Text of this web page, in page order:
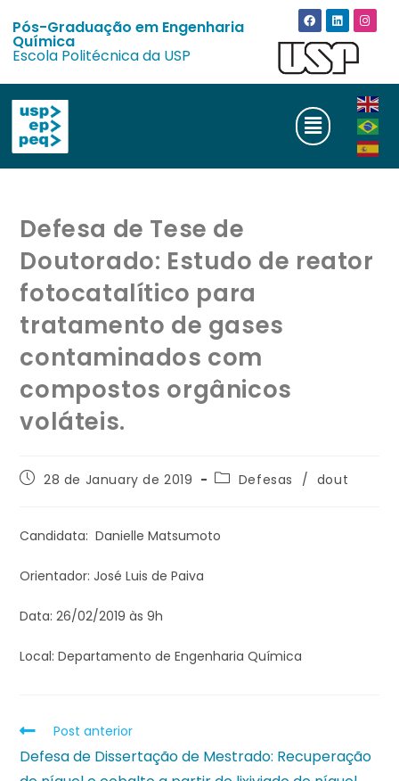
Pós-Graduação em Engenharia
Química
Escola Politécnica da USP
Defesa de Tese de
Doutorado: Estudo de reator
fotocatalítico para
tratamento de gases
contaminados com
compostos orgânicos
voláteis.
28 de January de 2019 Defesas / dout
Candidata: Danielle Matsumoto
Orientador: José Luis de Paiva
Data: 26/02/2019 às 9h
Local: Departamento de Engenharia Química
Post anterior
Defesa de Dissertação de Mestrado: Recuperação